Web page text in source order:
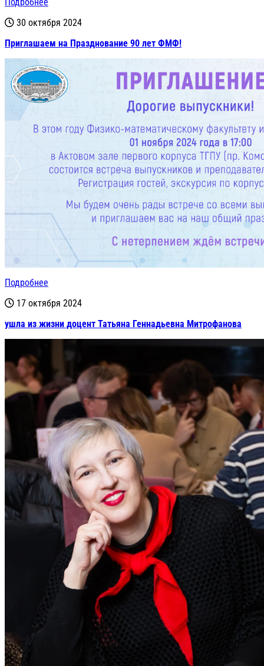
30 октября 2024
Приглашаем на Празднование 90 лет ФМФ!
Подробнее
17 октября 2024
ушла из жизни доцент Татьяна Геннадьевна Митрофанова